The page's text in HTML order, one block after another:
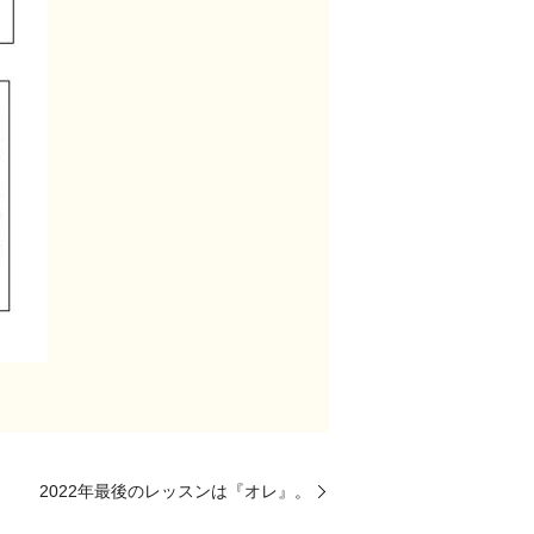
2022年最後のレッスンは『オレ』。